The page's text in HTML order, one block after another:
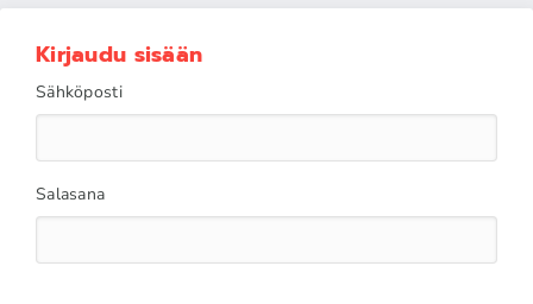
Kirjaudu sisään
Sähköposti
Salasana